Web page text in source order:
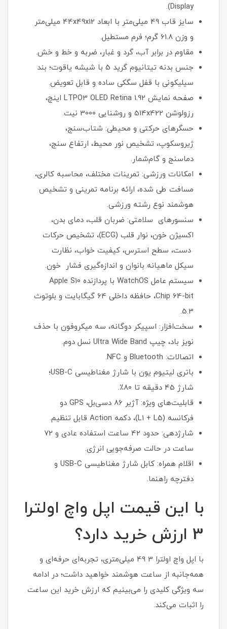
Display).
سایز قاب 49 میلی‌متر با ابعاد 44x49x12 میلی‌متر
و وزن 61.8 گرم؛ فرم مستطیل.
مقاوم در برابر آب، گرد و غبار، ضربه و خط و خش.
جنس بدنه تیتانیوم گرید 5 با شیشه یاقوت؛ بند
سیلیکونی با قفل سگکی ساده و قابل تعویض.
صفحه نمایش LTPO3 OLED Retina 1.92 اینچ،
رزولوشن 514x422 و روشنایی 3000 نیت.
حسگرهای حرکتی و محیطی: شتاب‌سنج،
ژیروسکوپ، تشخیص نور محیط، ارتفاع سنج،
دماسنج و گام‌شمار.
امکانات ورزشی: تمرینات مختلف، محاسبه کالری،
مسافت طی شده، ارائه برنامه تمرینی و تشخیص
هوشمند نوع رشته ورزشی.
سنسورهای سلامتی: ضربان قلب، دمای بدن،
اکسیژن خون، نوار قلب (ECG)، تشخیص حرکات
دست، سطح استرس، کیفیت خواب، نظارت
سیکل ماهیانه بانوان و اندازه‌گیری فشار خون.
سیستم عامل WatchOS با پردازنده Apple S10
Chip 64-bit، حافظه داخلی 64 گیگابایت و بلوتوث
5.3.
سخت‌افزار: اسپیکر دوگانه، سه میکروفون با حذف
نویز باد، چیپ Ultra Wide Band نسل دوم.
اتصالات: Bluetooth و NFC.
باتری لیتیوم یون با شارژ مغناطیسی USB-C؛
شارژ 45 دقیقه تا 80٪.
قابلیت‌های ویژه: آژیر 86 دسی‌بل، GPS دو
فرکانسه (L1 + L5)، دکمه Action قابل تنظیم.
شارژدهی: حدود 42 ساعت استفاده عادی و 72
ساعت در حالت صرفه‌جویی انرژی.
اقلام همراه: کابل شارژ مغناطیسی USB-C و
دفترچه راهنما.
با این قیمت اپل واچ اولترا
3 ارزش خرید دارد؟
با اپل واچ اولترا 3 49 میلی‌متری، تجربه‌ای حرفه‌ای و
همه‌جانبه از ساعت هوشمند خواهید داشت؛ در ادامه
سه ویژگی کلیدی را می‌بینیم که ارزش خرید این ساعت
را اثبات می‌کند.